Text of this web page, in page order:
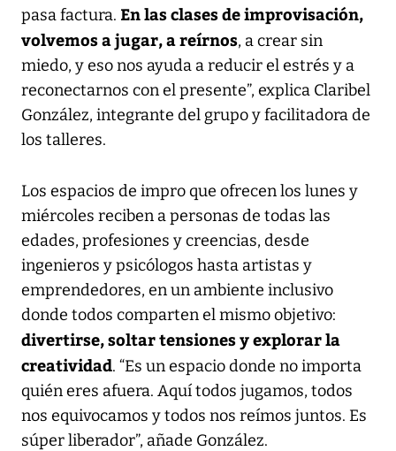
pasa factura. En las clases de improvisación,
volvemos a jugar, a reírnos, a crear sin
miedo, y eso nos ayuda a reducir el estrés y a
reconectarnos con el presente”, explica Claribel
González, integrante del grupo y facilitadora de
los talleres.
Los espacios de impro que ofrecen los lunes y
miércoles reciben a personas de todas las
edades, profesiones y creencias, desde
ingenieros y psicólogos hasta artistas y
emprendedores, en un ambiente inclusivo
donde todos comparten el mismo objetivo:
divertirse, soltar tensiones y explorar la
creatividad. “Es un espacio donde no importa
quién eres afuera. Aquí todos jugamos, todos
nos equivocamos y todos nos reímos juntos. Es
súper liberador”, añade González.